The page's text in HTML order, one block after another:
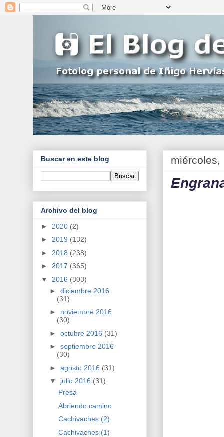
miércoles,
Buscar en este blog
Archivo del blog
► 2020 (2)
► 2019 (132)
► 2018 (238)
► 2017 (365)
▼ 2016 (303)
► diciembre 2016
(31)
► noviembre 2016
(30)
► octubre 2016 (31)
► septiembre 2016
(30)
► agosto 2016 (31)
▼ julio 2016 (31)
Presa
Abriendo camino
Cachivaches (2)
Cachivaches (1)